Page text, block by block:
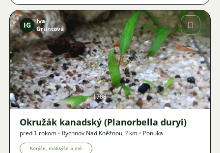
Obrázok
IG
Iva
Gruntová
1708 1
Okružák kanadský (Planorbella duryi)
pred 1 rokom • Rychnov Nad Kněžnou,? km • Ponuka
Korýše, mäkkýše a iné